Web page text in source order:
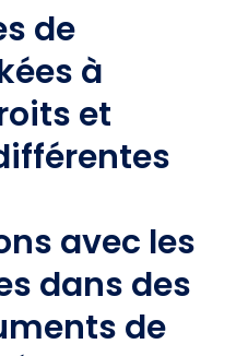
de
à
et
avec les
dans des
de